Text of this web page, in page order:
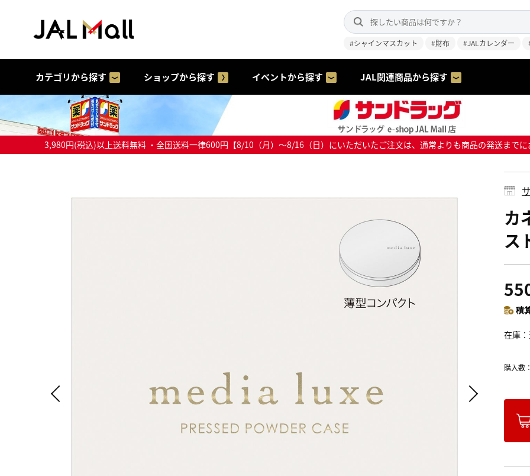
#シャインマスカット #財布 #JALカレンダー
カテゴリから探す ショップから探す イベントから探す JAL関連商品から探す
3,980円(税込)以上送料無料 ・全国送料一律600円【8/10（月）～8/16（日）にいただいたご注文は、通常よりも商品の発送まで
カ
ス
積
在庫
購入数